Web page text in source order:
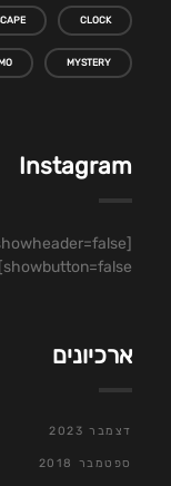
CLOCK
MYSTERY
Instagram
showbutton=false]
ארכיונים
דצמבר 2023
ספטמבר 2018